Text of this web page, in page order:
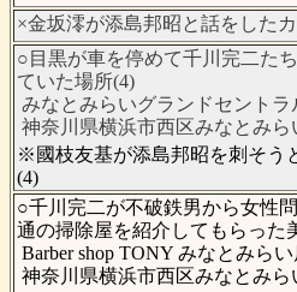
×金坂澪が添島邦昭と話をした
○目黒が車を停めて千川完二た
ていた場所(4)
みなとみらいグランドセントラ
神奈川県横浜市西区みなとみら
※國枝友基が添島邦昭を刺そう
(4)
○千川完二が不破鉄男から女性
通の掃除屋を紹介してもらった
Barber shop TONY みなとみら
神奈川県横浜市西区みなとみら